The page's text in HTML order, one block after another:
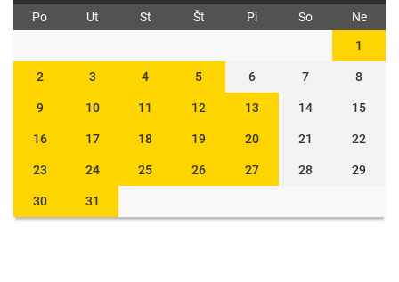
Po Ut St Št Pi So
Ne
1
2 3 4 5 6 7 8
9 10 11 12 13 14 15
16 17 18 19 20 21 22
23 24 25 26 27 28 29
30 31